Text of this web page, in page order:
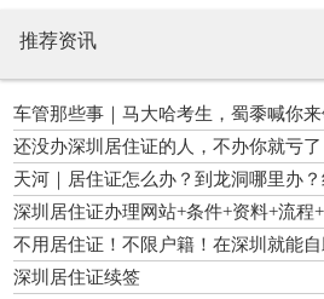
推荐资讯
车管那些事｜马大哈考生，蜀黍喊你
卡……
还没办深圳居住证的人，不办你就亏了
天河｜居住证怎么办？到龙洞哪里办
深圳居住证办理网站+条件+资料+流程
不用居住证！不限户籍！在深圳就能
了！
深圳居住证续签